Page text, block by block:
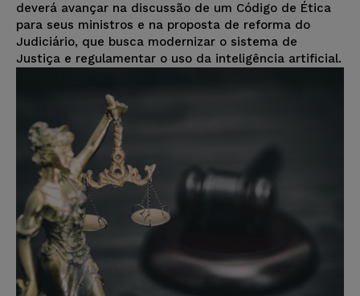
deverá avançar na discussão de um Código de Ética
para seus ministros e na proposta de reforma do
Judiciário, que busca modernizar o sistema de
Justiça e regulamentar o uso da inteligência artificial.